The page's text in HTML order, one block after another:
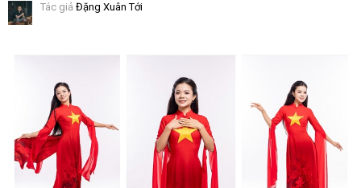
Tác giả Đặng Xuân Tới